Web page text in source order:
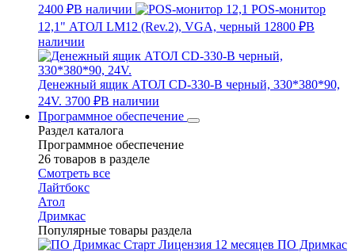
2400 ₽В наличии
POS-монитор
12,1" АТОЛ LM12 (Rev.2), VGA, черный 12800 ₽В
наличии
Денежный ящик АТОЛ CD-330-B черный, 330*380*90,
24V. 3700 ₽В наличии
Программное обеспечение
Раздел каталога
Программное обеспечение
26 товаров в разделе
Смотреть все
Лайтбокс
Атол
Дримкас
Популярные товары раздела
ПО Дримкас